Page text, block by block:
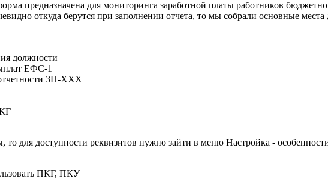
предназначена для мониторинга заработной платы работников
откуда берутся при заполнении отчета, то мы собрали основные места
должности
ЕФС-1
ЗП-ХХХ
для доступности реквизитов нужно зайти в меню Настройка -
ПКГ, ПКУ